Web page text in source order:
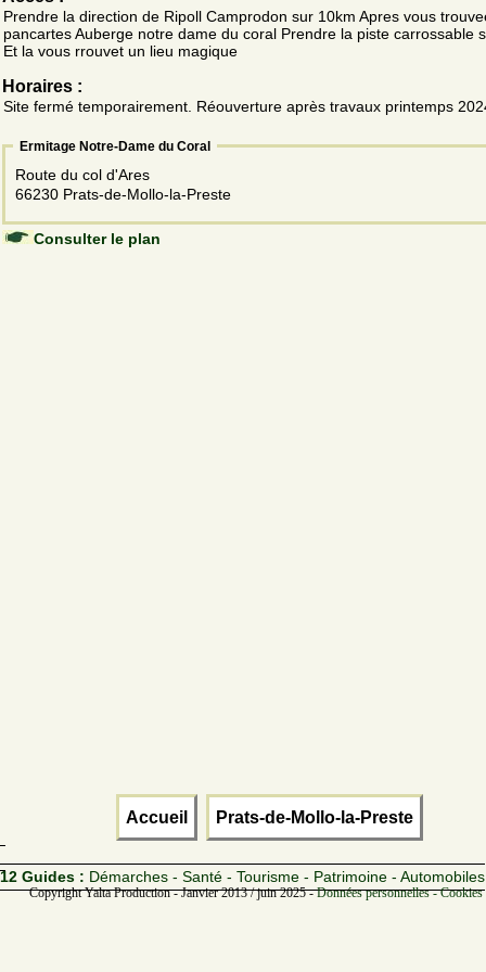
Prendre la direction de Ripoll Camprodon sur 10km Apres vous
pancartes Auberge notre dame du coral Prendre la piste carrossable
Et la vous rrouvet un lieu magique
Horaires :
Site fermé temporairement. Réouverture après travaux printemps
Ermitage Notre-Dame du Coral
Route du col d'Ares
66230 Prats-de-Mollo-la-Preste
Consulter le plan
Accueil Prats-de-Mollo-la-Preste
12 Guides : Démarches - Santé - Tourisme - Patrimoine - Automobiles
Copyright Yalta Production - Janvier 2013 / juin 2025 -Données personnelles -